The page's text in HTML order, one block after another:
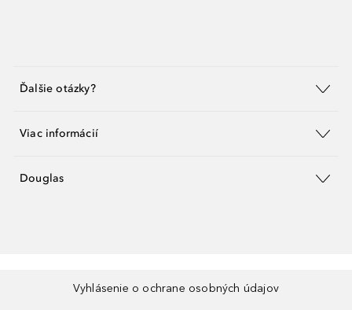
Ďalšie otázky?
Viac informácií
Douglas
Vyhlásenie o ochrane osobných údajov